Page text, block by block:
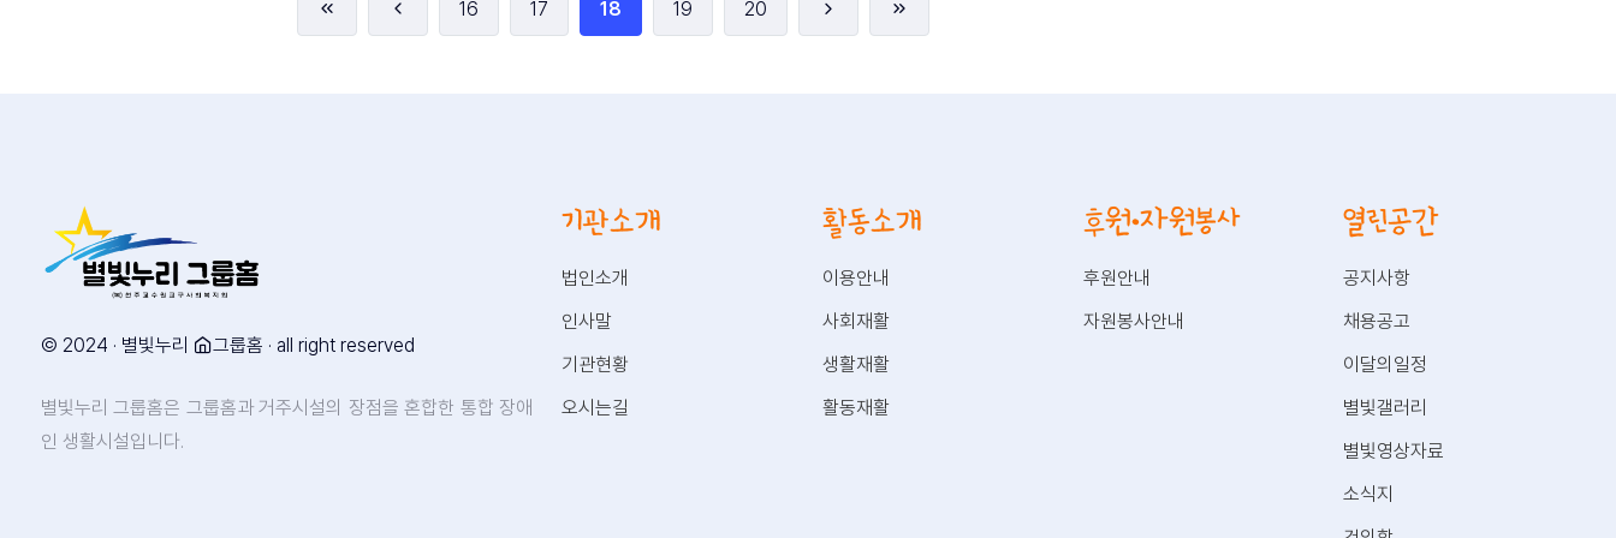
16 17 18 19 20
© 2024 · 별빛누리 그룹홈 · all right reserved
별빛누리 그룹홈은 그룹홈과 거주시설의 장점을 혼합한 통합 장애
인 생활시설입니다.
기관소개
법인소개
인사말
기관현황
오시는길
활동소개
이용안내
사회재활
생활재활
활동재활
후원·자원봉사
후원안내
자원봉사안내
열린공간
공지사항
채용공고
이달의일정
별빛갤러리
별빛영상자료
소식지